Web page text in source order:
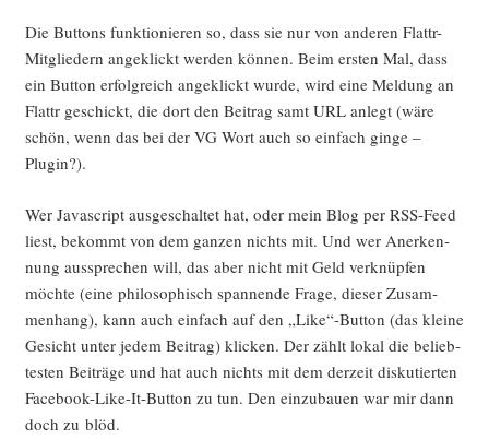
Die But­tons funk­tio­nie­ren so, dass sie nur von ande­ren Flattr-
Mit­glie­dern ange­klickt wer­den kön­nen. Beim ers­ten Mal, dass
ein But­ton erfolg­reich ange­klickt wur­de, wird eine Mel­dung an
Flattr geschickt, die dort den Bei­trag samt URL anlegt (wäre
schön, wenn das bei der VG Wort auch so ein­fach gin­ge –
Plugin?).
Wer Java­script aus­ge­schal­tet hat, oder mein Blog per RSS-Feed
liest, bekommt von dem gan­zen nichts mit. Und wer Aner­ken­
nung aus­spre­chen will, das aber nicht mit Geld ver­knüp­fen
möch­te (eine phi­lo­so­phisch span­nen­de Fra­ge, die­ser Zusam­
men­hang), kann auch ein­fach auf den „Like“-Button (das klei­ne
Gesicht unter jedem Bei­trag) kli­cken. Der zählt lokal die belieb­
tes­ten Bei­trä­ge und hat auch nichts mit dem der­zeit dis­ku­tier­ten
Face­book-Like-It-But­ton zu tun. Den ein­zu­bau­en war mir dann
doch zu blöd.